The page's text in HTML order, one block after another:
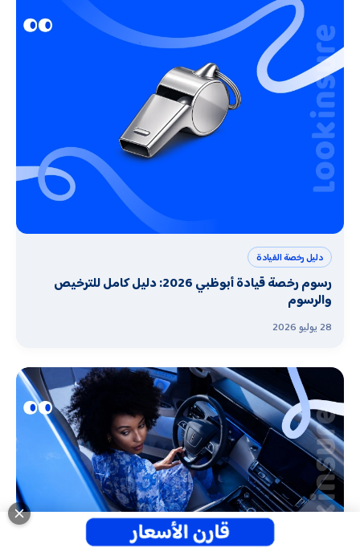
دليل رخصة القيادة
رسوم رخصة قيادة أبوظبي 2026: دليل كامل للترخيص
والرسوم
28 يوليو 2026